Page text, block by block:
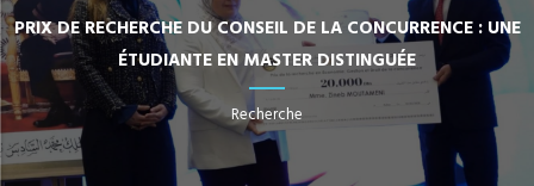
PRIX DE RECHERCHE DU CONSEIL DE LA CONCURRENCE : UNE
ÉTUDIANTE EN MASTER DISTINGUÉE
Recherche